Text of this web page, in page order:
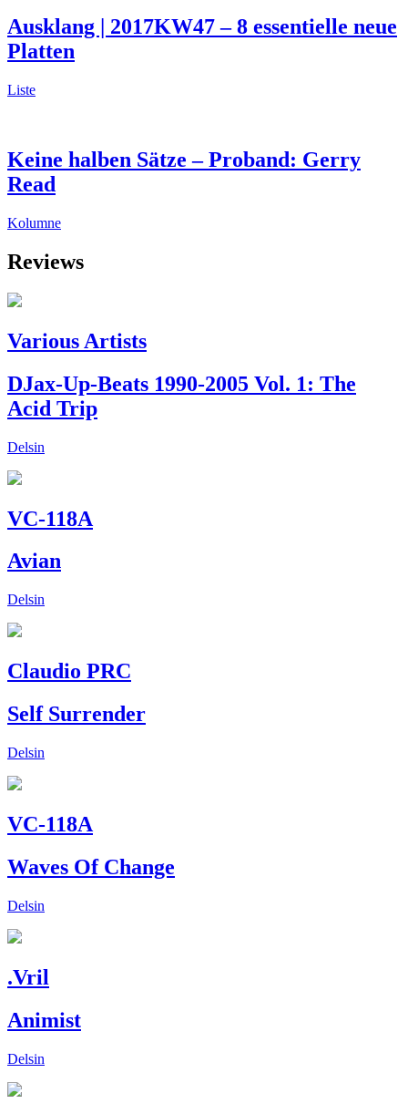
Ausklang | 2017KW47 – 8 essentielle neue
Platten
Liste
Keine halben Sätze – Proband: Gerry
Read
Kolumne
Reviews
Various Artists
DJax-Up-Beats 1990-2005 Vol. 1: The
Acid Trip
Delsin
VC-118A
Avian
Delsin
Claudio PRC
Self Surrender
Delsin
VC-118A
Waves Of Change
Delsin
.Vril
Animist
Delsin